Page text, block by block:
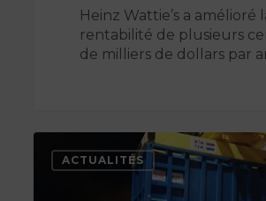
Heinz Wattie’s a amélioré
rentabilité de plusieurs
de milliers de dollars par
valorisation
ACTUALITÉS